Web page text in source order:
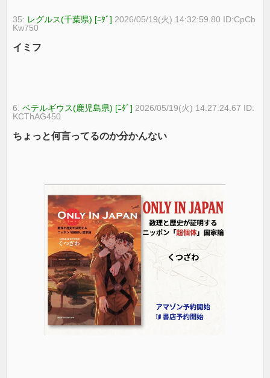
35: レグルス(千葉県) [ﾆﾀﾞ] 2026/05/19(火) 14:32:59.80 ID:CpCb
Kw750
イミフ
6:ベテルギウス(鹿児島県) [ﾆﾀﾞ] 2026/05/19(火) 14:27:24.67 ID:
KCThAG450
ちょっと何言ってるのか分かんない